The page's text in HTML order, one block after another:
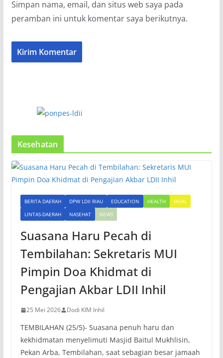
Simpan nama, email, dan situs web saya pada
peramban ini untuk komentar saya berikutnya.
Kesehatan
BERITA DAERAH DPW LDII RIAU EDUCATION HEALTH
INHIL
LINTAS-DAERAH
NASEHAT NEWS
Suasana Haru Pecah di
Tembilahan: Sekretaris MUI
Pimpin Doa Khidmat di
Pengajian Akbar LDII Inhil
25 Mei 2026 Dodi KIM Inhil
TEMBILAHAN (25/5)- Suasana penuh haru dan
kekhidmatan menyelimuti Masjid Baitul Mukhlisin,
Pekan Arba, Tembilahan, saat sebagian besar jamaah